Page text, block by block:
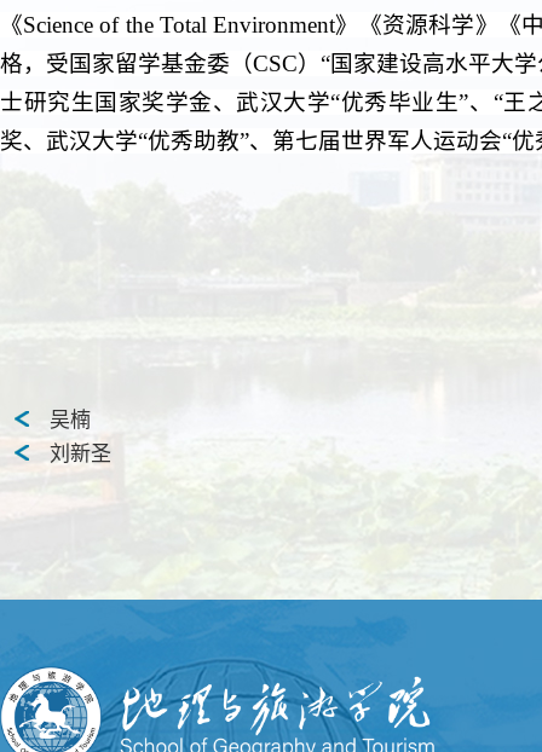
《Science of the Total Environment》《资源科学》
《
格，受国家留学基金委（CSC） “国家建设高水平大
士研究生国家奖学金、武汉大学“优秀毕业生”、“王
奖、武汉大学“优秀助教”、第七届世界军人运动会“
吴楠
刘新圣